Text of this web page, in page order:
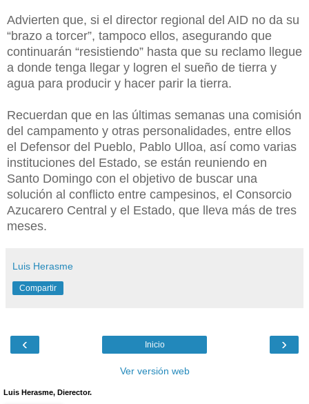
Advierten que, si el director regional del AID no da su
“brazo a torcer”, tampoco ellos, asegurando que
continuarán “resistiendo” hasta que su reclamo llegue
a donde tenga llegar y logren el sueño de tierra y
agua para producir y hacer parir la tierra.
Recuerdan que en las últimas semanas una comisión
del campamento y otras personalidades, entre ellos
el Defensor del Pueblo, Pablo Ulloa, así como varias
instituciones del Estado, se están reuniendo en
Santo Domingo con el objetivo de buscar una
solución al conflicto entre campesinos, el Consorcio
Azucarero Central y el Estado, que lleva más de tres
meses.
Luis Herasme
Compartir
‹ ›
Inicio
Ver versión web
Luis Herasme, Dierector.